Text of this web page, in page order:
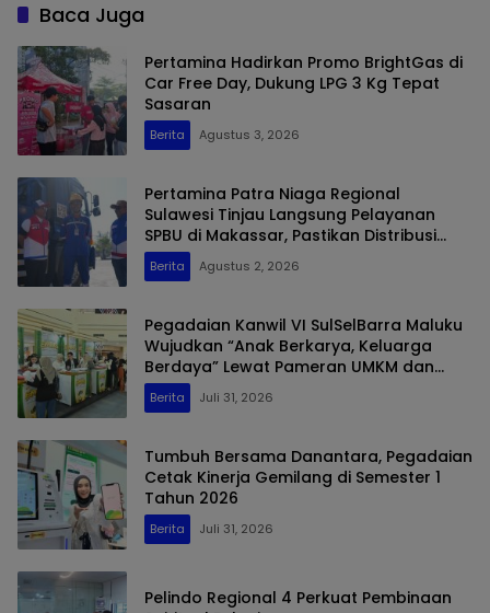
Baca Juga
Pertamina Hadirkan Promo BrightGas di
Car Free Day, Dukung LPG 3 Kg Tepat
Sasaran
Berita Agustus 3, 2026
Pertamina Patra Niaga Regional
Sulawesi Tinjau Langsung Pelayanan
SPBU di Makassar, Pastikan Distribusi
Biosolar Berjalan Optimal
Berita Agustus 2, 2026
Pegadaian Kanwil VI SulSelBarra Maluku
Wujudkan “Anak Berkarya, Keluarga
Berdaya” Lewat Pameran UMKM dan
Bazar Emas
Berita Juli 31, 2026
Tumbuh Bersama Danantara, Pegadaian
Cetak Kinerja Gemilang di Semester 1
Tahun 2026
Berita Juli 31, 2026
Pelindo Regional 4 Perkuat Pembinaan